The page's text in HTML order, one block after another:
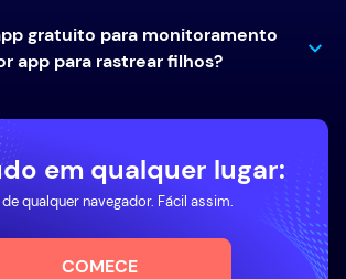
gratuito para monitoramento
app para rastrear filhos?
em qualquer lugar:
qualquer navegador. Fácil assim.
COMECE